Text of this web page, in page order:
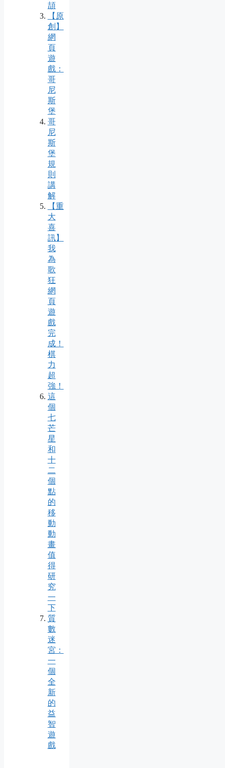
頡
【原
創】
網
頁
遊
戲：
哥
尼
斯
堡
哥
尼
斯
堡
規
則
講
解
【重
大
喜
訊】
我
為
歌
狂
網
頁
遊
戲
完
成！
棋
力
超
強！
這
個
七
芒
星
和
十
二
個
點
的
移
動
動
畫
值
得
研
究
一
下
質
數
迷
宮：
一
個
全
新
的
益
智
遊
戲